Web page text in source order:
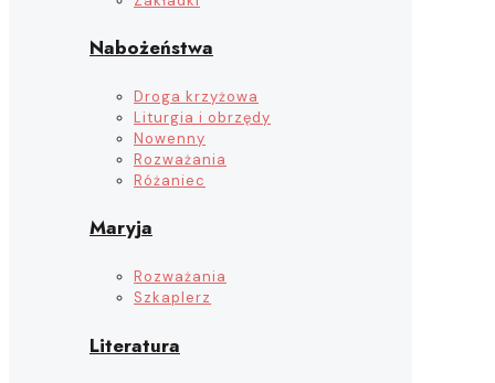
Nabożeństwa
Droga krzyżowa
Liturgia i obrzędy
Nowenny
Rozważania
Różaniec
Maryja
Rozważania
Szkaplerz
Literatura